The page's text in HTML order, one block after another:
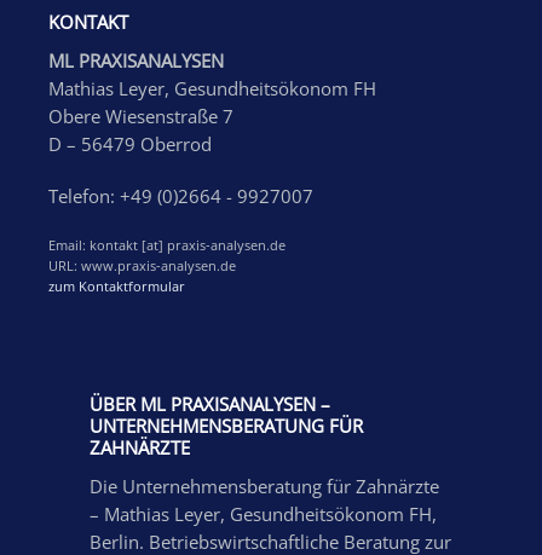
KONTAKT
ML PRAXISANALYSEN
Mathias Leyer, Gesundheitsökonom FH
Obere Wiesenstraße 7
D – 56479 Oberrod
Telefon: +49 (0)2664 - 9927007
Email: kontakt [at] praxis-analysen.de
URL: www.praxis-analysen.de
zum Kontaktformular
ÜBER ML PRAXISANALYSEN –
UNTERNEHMENSBERATUNG FÜR
ZAHNÄRZTE
Die Unternehmensberatung für Zahnärzte
– Mathias Leyer, Gesundheitsökonom FH,
Berlin. Betriebswirtschaftliche Beratung zur